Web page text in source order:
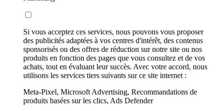
Si vous acceptez ces services, nous pouvons vous proposer
des publicités adaptées à vos centres d'intérêt, des contenus
sponsorisés ou des offres de réduction sur notre site ou nos
produits en fonction des pages que vous consultez et de vos
achats, tout en évaluant leur succès. Avec votre accord, nous
utilisons les services tiers suivants sur ce site internet :
Meta-Pixel, Microsoft Advertising, Recommandations de
produits basées sur les clics, Ads Defender